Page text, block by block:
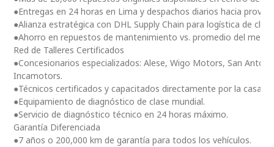
●Entregas en 24 horas en Lima y despachos diarios hacia
●Alianza estratégica con DHL Supply Chain para logística de
●Ahorro en repuestos de mantenimiento vs. promedio del
Red de Talleres Certificados
●Concesionarios especializados: Alese, Wigo Motors, San
Incamotors.
●Técnicos certificados y capacitados directamente por la casa
●Equipamiento de diagnóstico de clase mundial.
●Servicio de diagnóstico técnico en 24 horas máximo.
Garantía Diferenciada
●7 años o 200,000 km de garantía para todos los vehículos.